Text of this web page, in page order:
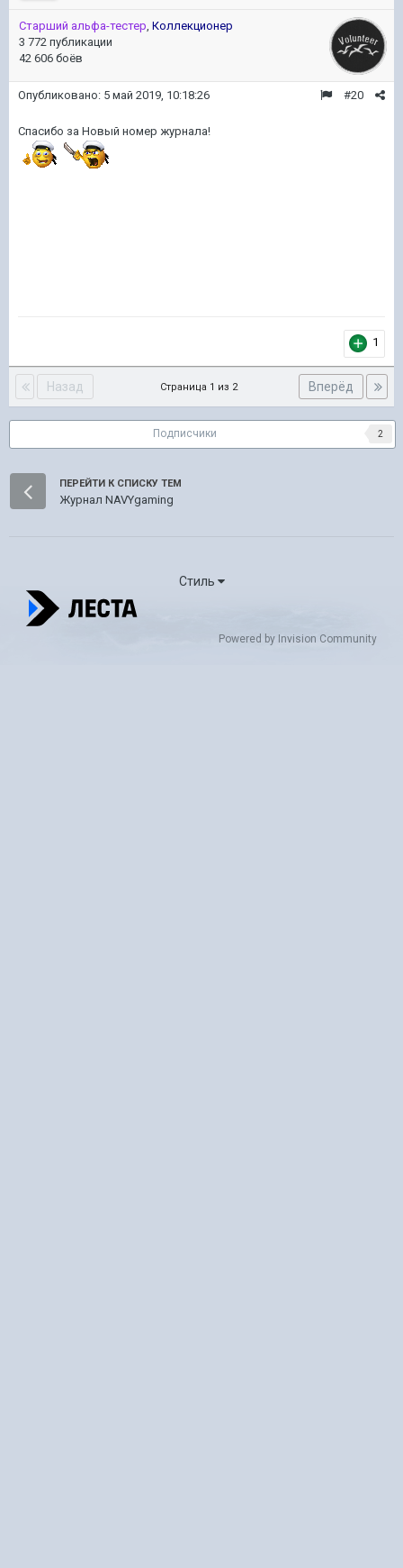
Старший альфа-тестер Коллекционер
3 772 публикации
42 606 боёв
#20
Опубликовано: 5 май 2019, 10:18:26
Спасибо за Новый номер журнала!
1
Назад Вперёд
Страница 1 из 2
Подписчики 2
ПЕРЕЙТИ К СПИСКУ ТЕМ
Журнал NAVYgaming
Стиль
Powered by Invision Community